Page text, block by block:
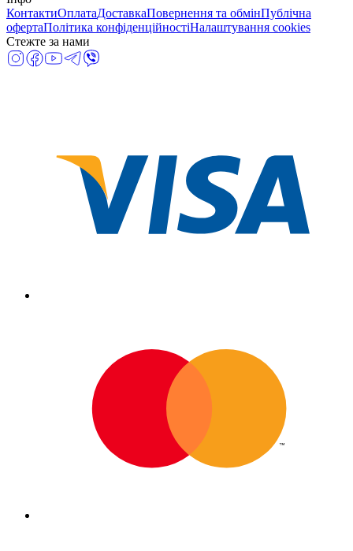
КонтактиОплатаДоставкаПовернення та обмінПублічна
офертаПолітика конфіденційностіНалаштування cookies
Стежте за нами